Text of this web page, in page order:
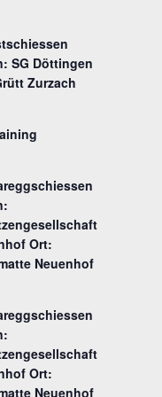
SG Döttingen
Zurzach
Ort:
Neuenhof
Ort:
Neuenhof